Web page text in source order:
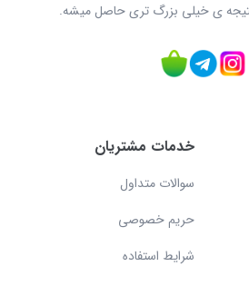
ی خیلی بزرگ‌ تری حاصل میشه.
خدمات مشتریان
سوالات متداول
حریم خصوصی
شرایط استفاده